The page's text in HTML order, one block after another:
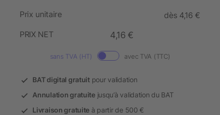
Prix unitaire
dès 4,16 €
PRIX NET
4,16 €
sans TVA (HT) avec TVA (TTC)
BAT digital gratuitpour validation
Annulation gratuitejusqu’à validation du BAT
Livraison gratuite à partir de 500 €